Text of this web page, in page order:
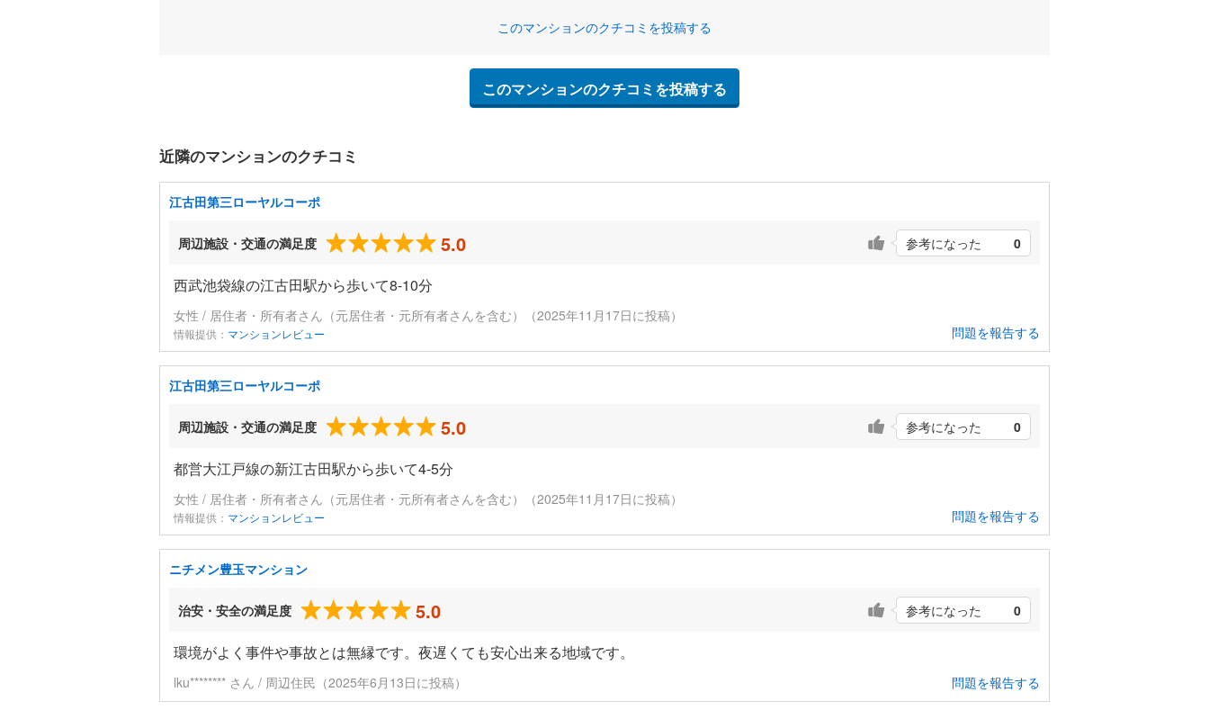
このマンションのクチコミを投稿する
このマンションのクチコミを投稿する
近隣のマンションのクチコミ
江古田第三ローヤルコーポ
周辺施設・交通の満足度 5.0 参考になった 0
西武池袋線の江古田駅から歩いて8-10分
女性 / 居住者・所有者さん（元居住者・元所有者さんを含む）（2025年11月17日に投稿）
情報提供： マンションレビュー 問題を報告する
江古田第三ローヤルコーポ
周辺施設・交通の満足度 5.0 参考になった 0
都営大江戸線の新江古田駅から歩いて4-5分
女性 / 居住者・所有者さん（元居住者・元所有者さんを含む）（2025年11月17日に投稿）
情報提供： マンションレビュー 問題を報告する
ニチメン豊玉マンション
治安・安全の満足度 5.0 参考になった 0
環境がよく事件や事故とは無縁です。夜遅くても安心出来る地域です。
lku******** さん / 周辺住民（2025年6月13日に投稿） 問題を報告する